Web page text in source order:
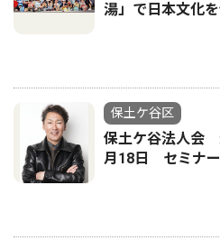
湯」で日本文化
保土ケ谷区
保土ケ谷法人会
月18日 セミナ